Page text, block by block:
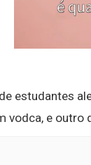
estudantes
vodca, e outro